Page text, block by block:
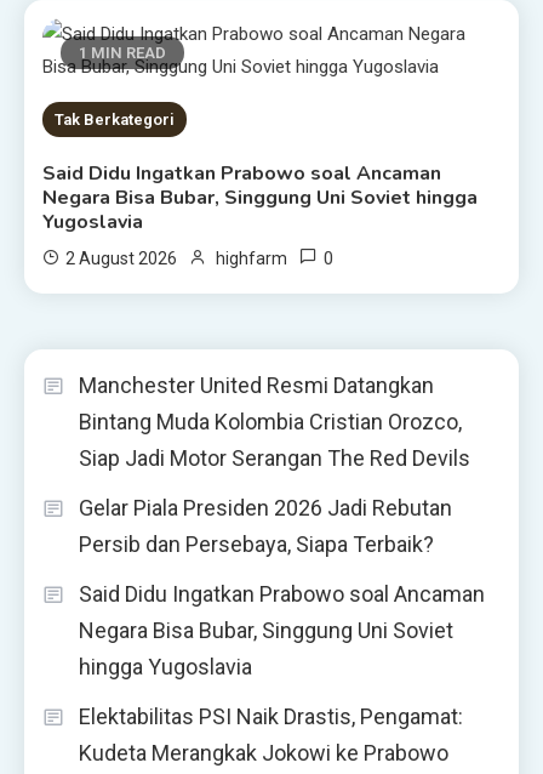
1 MIN READ
Tak Berkategori
Said Didu Ingatkan Prabowo soal Ancaman
Negara Bisa Bubar, Singgung Uni Soviet hingga
Yugoslavia
2 August 2026 highfarm 0
Manchester United Resmi Datangkan
Bintang Muda Kolombia Cristian Orozco,
Siap Jadi Motor Serangan The Red Devils
Gelar Piala Presiden 2026 Jadi Rebutan
Persib dan Persebaya, Siapa Terbaik?
Said Didu Ingatkan Prabowo soal Ancaman
Negara Bisa Bubar, Singgung Uni Soviet
hingga Yugoslavia
Elektabilitas PSI Naik Drastis, Pengamat:
Kudeta Merangkak Jokowi ke Prabowo